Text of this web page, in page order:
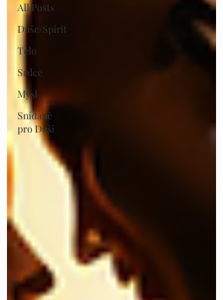
All Posts
Duše/Spirit
Tělo
Srdce
Mysl
Snídaně
pro Duši